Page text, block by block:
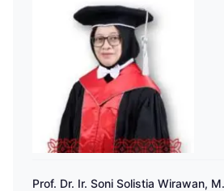
Prof. Dr. Ir. Soni Solistia Wirawan,